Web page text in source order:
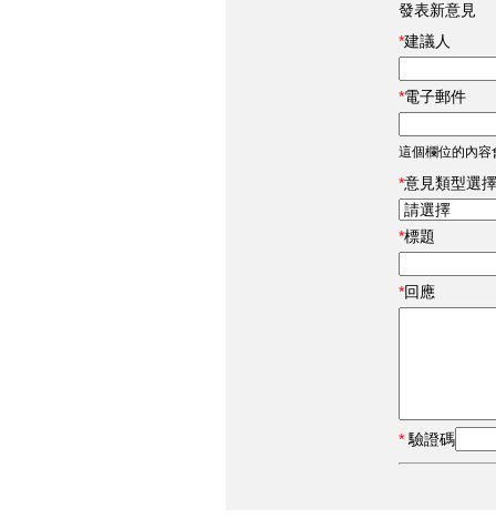
發表新意見
建議人
電子郵件
這個欄位的內容
意見類型選擇
標題
回應
驗證碼